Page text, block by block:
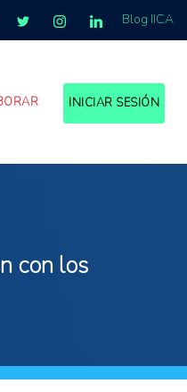
Blog IICA
INICIAR SESIÓN
con los